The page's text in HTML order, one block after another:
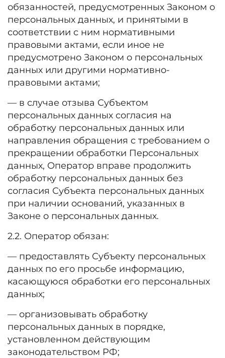
обязанностей, предусмотренных Законом о
персональных данных, и принятыми в
соответствии с ним нормативными
правовыми актами, если иное не
предусмотрено Законом о персональных
данных или другими нормативно-
правовыми актами;
— в случае отзыва Субъектом
персональных данных согласия на
обработку персональных данных или
направления обращения с требованием о
прекращении обработки Персональных
данных, Оператор вправе продолжить
обработку персональных данных без
согласия Субъекта персональных данных
при наличии оснований, указанных в
Законе о персональных данных.
2.2. Оператор обязан:
— предоставлять Субъекту персональных
данных по его просьбе информацию,
касающуюся обработки его персональных
данных;
— организовывать обработку
персональных данных в порядке,
установленном действующим
законодательством РФ;